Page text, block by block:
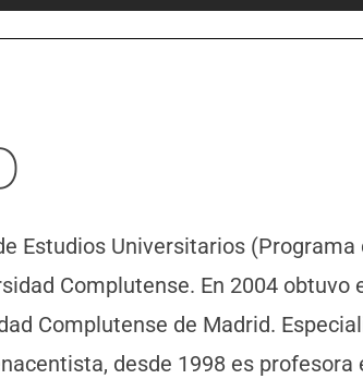
Estudios Universitarios (Programa
Complutense. En 2004 obtuvo
Complutense de Madrid.
desde 1998 es profesora